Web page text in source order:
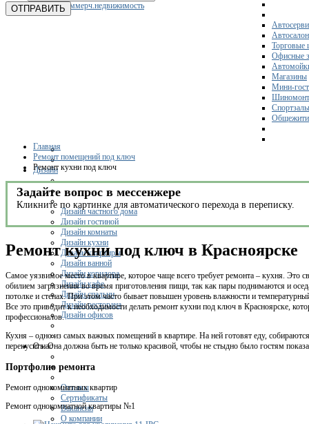
Коммерч.недвижимость
Торговые
Офисные
Магазины
Мини-
Спортзалы
Дизайн
Дизайн частного дома
Дизайн гостиной
Дизайн комнаты
Дизайн кухни
Дизайн квартиры
Дизайн ванной
Дизайн коридора
Дизайн кафе
Дизайн спальни
Дизайн ресторана
Дизайн офисов
О нас
Отзывы
Сертификаты
Вакансии
О компании
ОТПРАВИТЬ
Главная
Ремонт помещений под ключ
Ремонт кухни под ключ
Задайте вопрос в мессенжере
Кликните по картинке для автоматического перехода в переписку.
Ремонт кухни под ключ в Красноярске
Самое уязвимое место в квартире, которое чаще всего требует ремонта – кухня. Это
обилием загрязнения во время приготовления пищи, так как пары поднимаются и
потолке и стенах. При этом часто бывает повышен уровень влажности и
Все это приводит к необходимости делать ремонт кухни под ключ в Красноярске,
профессионалов.
Кухня – одно из самых важных помещений в квартире. На ней готовят еду,
перекусить. Она должна быть не только красивой, чтобы не стыдно было гостям
Портфолио ремонта
Ремонт однокомнатных квартир
Ремонт однокомнатной квартиры №1